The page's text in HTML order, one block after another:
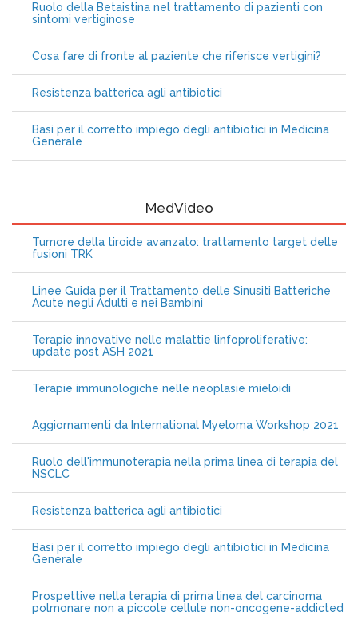
Ruolo della Betaistina nel trattamento di pazienti con
sintomi vertiginose
Cosa fare di fronte al paziente che riferisce vertigini?
Resistenza batterica agli antibiotici
Basi per il corretto impiego degli antibiotici in Medicina
Generale
MedVideo
Tumore della tiroide avanzato: trattamento target delle
fusioni TRK
Linee Guida per il Trattamento delle Sinusiti Batteriche
Acute negli Adulti e nei Bambini
Terapie innovative nelle malattie linfoproliferative:
update post ASH 2021
Terapie immunologiche nelle neoplasie mieloidi
Aggiornamenti da International Myeloma Workshop 2021
Ruolo dell'immunoterapia nella prima linea di terapia del
NSCLC
Resistenza batterica agli antibiotici
Basi per il corretto impiego degli antibiotici in Medicina
Generale
Prospettive nella terapia di prima linea del carcinoma
polmonare non a piccole cellule non-oncogene-addicted